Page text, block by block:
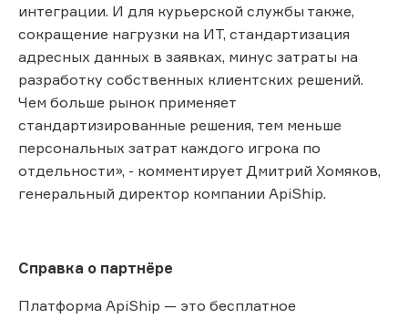
интеграции. И для курьерской службы также,
сокращение нагрузки на ИТ, стандартизация
адресных данных в заявках, минус затраты на
разработку собственных клиентских решений.
Чем больше рынок применяет
стандартизированные решения, тем меньше
персональных затрат каждого игрока по
отдельности», - комментирует Дмитрий Хомяков,
генеральный директор компании ApiShip.
Справка о партнёре
Платформа ApiShip — это бесплатное